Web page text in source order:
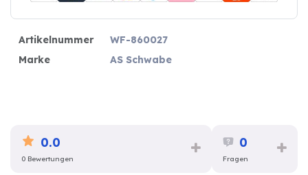
Artikelnummer
WF-860027
Marke
AS Schwabe
0.0
0 Bewertungen
0
Fragen